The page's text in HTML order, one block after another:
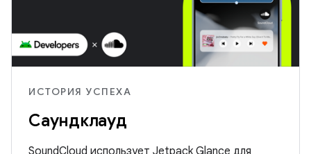
ИСТОРИЯ УСПЕХА
Саундклауд
SoundCloud использует Jetpack Glance для